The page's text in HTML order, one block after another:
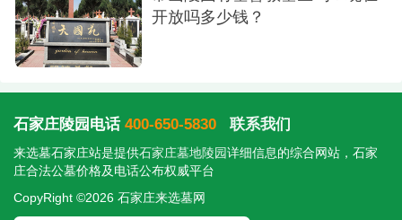
开放吗多少钱？
石家庄陵园电话 400-650-5830 联系我们
来选墓石家庄站是提供石家庄墓地陵园 详细信息的综合网站，石家
庄合法公墓价格及电话公布权威平台
CopyRight ©2026 石家庄来选墓网